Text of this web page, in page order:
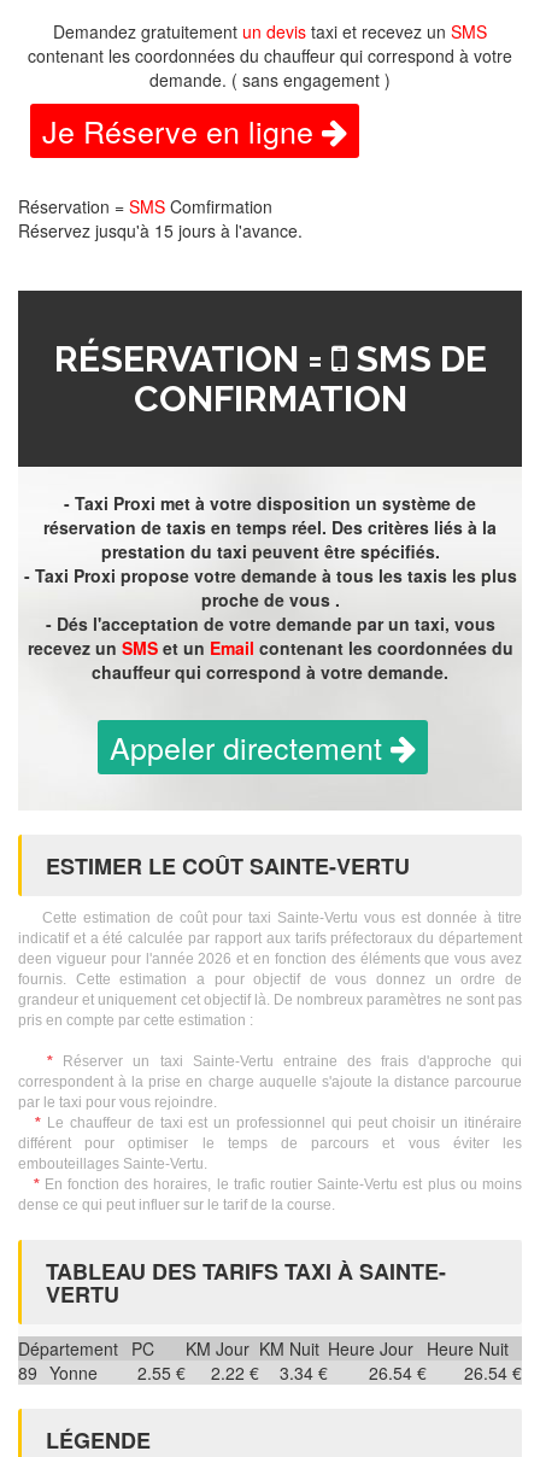
Demandez gratuitement un devis taxi et recevez un SMS
contenant les coordonnées du chauffeur qui correspond à votre
demande. ( sans engagement )
Je Réserve en ligne
Réservation = SMS Comfirmation
Réservez jusqu'à 15 jours à l'avance.
RÉSERVATION =
SMS DE
CONFIRMATION
- Taxi Proxi met à votre disposition un système de
réservation de taxis en temps réel. Des critères liés à la
prestation du taxi peuvent être spécifiés.
- Taxi Proxi propose votre demande à tous les taxis les plus
proche de vous .
- Dés l'acceptation de votre demande par un taxi, vous
recevez un SMSet un Email contenant les coordonnées du
chauffeur qui correspond à votre demande.
Appeler directement
ESTIMER LE COÛT SAINTE-VERTU
Cette estimation de coût pour taxi Sainte-Vertu vous est donnée à titre
indicatif et a été calculée par rapport aux tarifs préfectoraux du département
deen vigueur pour l'année 2026 et en fonction des éléments que vous avez
fournis. Cette estimation a pour objectif de vous donnez un ordre de
grandeur et uniquement cet objectif là. De nombreux paramètres ne sont pas
pris en compte par cette estimation :
* Réserver un taxi Sainte-Vertu entraine des frais d'approche qui
correspondent à la prise en charge auquelle s'ajoute la distance parcourue
par le taxi pour vous rejoindre.
* Le chauffeur de taxi est un professionnel qui peut choisir un itinéraire
différent pour optimiser le temps de parcours et vous éviter les
embouteillages Sainte-Vertu.
*En fonction des horaires, le trafic routier Sainte-Vertu est plus ou moins
dense ce qui peut influer sur le tarif de la course.
TABLEAU DES TARIFS TAXI À SAINTE-
VERTU
Département PC KM Jour KM Nuit Heure Jour Heure Nuit
89 Yonne 2.55 € 2.22 € 3.34 € 26.54 € 26.54 €
LÉGENDE